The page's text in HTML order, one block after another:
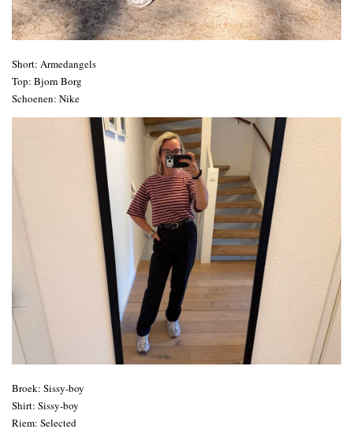
Short: Armedangels
Top: Bjorn Borg
Schoenen: Nike
Broek: Sissy-boy
Shirt: Sissy-boy
Riem: Selected